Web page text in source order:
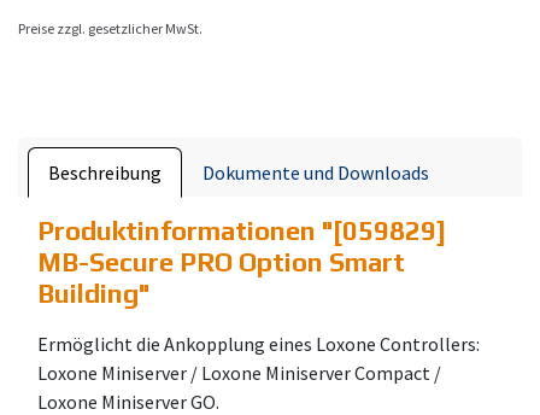
Preise zzgl. gesetzlicher MwSt.
Beschreibung Dokumente und Downloads
Produktinformationen "[059829]
MB-Secure PRO Option Smart
Building"
Ermöglicht die Ankopplung eines Loxone Controllers:
Loxone Miniserver / Loxone Miniserver Compact /
Loxone Miniserver GO.